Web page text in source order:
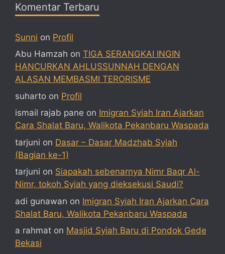
Komentar Terbaru
Sunni on Profil
Abu Hamzah on TIGA SERANGKAI INGIN
HANCURKAN AHLUSSUNNAH DENGAN
ALASAN MEMBASMI TERORISME
suharto on Profil
ismail rajab pane on Imigran Syiah Iran Ajarkan
Cara Shalat Baru, Walikota Pekanbaru Waspada
tarjuni on Dasar – Dasar Madzhab Syiah
(Bagian ke-1)
tarjuni on Siapakah sebenarnya Nimr Baqr Al-
Nimr, tokoh Syiah yang dieksekusi Saudi?
adi gunawan on Imigran Syiah Iran Ajarkan Cara
Shalat Baru, Walikota Pekanbaru Waspada
a rahmat on Masjid Syiah Baru di Pondok Gede
Bekasi